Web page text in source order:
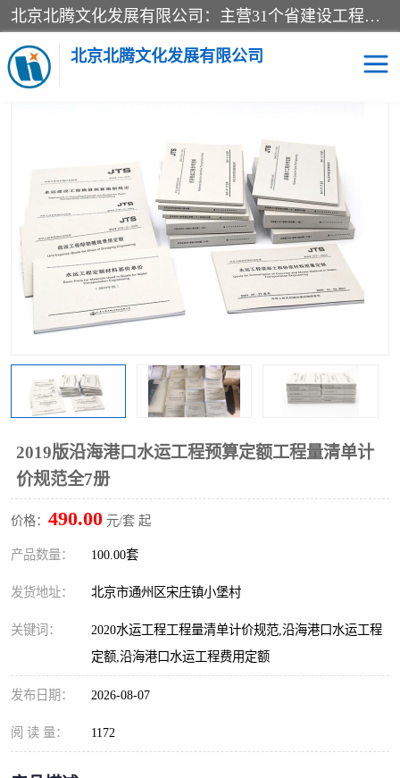
北京北腾文化发展有限公司：主营31个省建设工程预算书,工程预算软件,工程计价依据,工程造价定额,工程量清单计价定额,建设工程量消耗量定额,各行业工程预算定额,铁路定额,电力定额,矿山定额,*,黄金定额,钢铁企业检修定额,中石化安装检修定额,煤矿图书,医院书籍等.诚信的经营，在发展的同时公司不忘不断总结不断优化为客户的服务，和一如既往的热情赢得了新老客户的极高评价及青睐。
北京北腾文化发展有限公司
当前位置：首页>供应商机>沿海港口工程预算定额> 2019版沿海
港口水运工程预算定额工程量清单计价规范全7册
2019版沿海港口水运工程预算定额工程量清单计
价规范全7册
价格： 490.00 元/套 起
产品数量： 100.00套
发货地址： 北京市通州区宋庄镇小堡村
关键词：
2020水运工程工程量清单计价规范,沿海港口水运工程
定额,沿海港口水运工程费用定额
发布日期： 2026-08-07
阅 读 量： 1172
预算定额
电力图书 煤矿图书
标准图书 铁路建设工程预算定额
电力行业工程预算定额 石油化工安装预算定额
新石油化工检修定额
石油建设安装工程预算定 长输管道工程检修维修预
算定额
山东省工程预算定额 法律图书
电网技改,拆除,检修定额 炼油化工计价依据定额
信息通信建设工程预算定
额
火力发电机组检修定额
湖北建设工程消耗量定额
煤炭建设工程预算定额 钢铁检修工程预算定额
黄金矿山工程预算定额 冶金工业矿山建设工程预
算定额2
冶金工业建设工程预算定
额
人防工程预算定额
电子工程概预算定额